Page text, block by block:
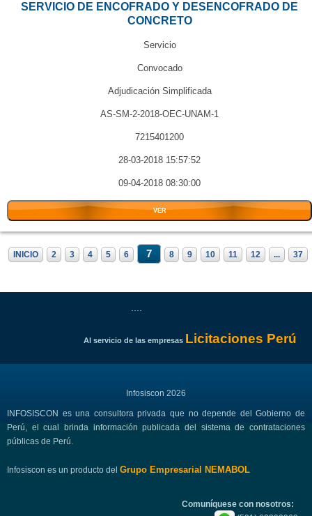
SERVICIO DE ENCOFRADO Y DESENCOFRADO DE
CONCRETO
Servicio
Convocado
Adjudicación Simplificada
AS-SM-2-2018-OEC-UNAM-1
7215401200
28-03-2018 15:57:52
09-04-2018 08:30:00
VER
INICIO 2 3 4 5 6 7 8 9 10 11 12 ... 37
Al servicio de las empresas Licitaciones Perú
Infosiscon 2026
INFOSISCON es una consultora privada que no depende del Gobierno de
Perú, el cual brinda información publicada del sistema de contrataciones
públicas de Perú.
Infosiscon es un producto del Grupo Empresarial NEMABOL
Comuníquese con nosotros: